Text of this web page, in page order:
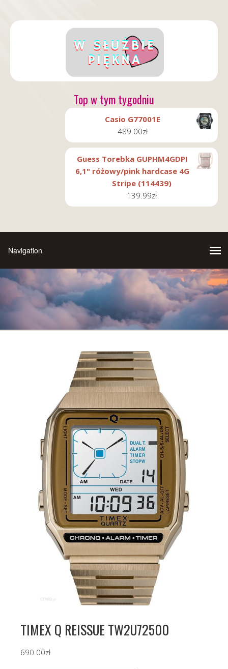
Top w tym tygodniu
Casio G77001E
489.00zł
Guess Torebka GUPHM4GDPI
6,1" różowy/pink hardcase 4G
Stripe (114439)
139.99zł
TIMEX Q REISSUE TW2U72500
690.00zł